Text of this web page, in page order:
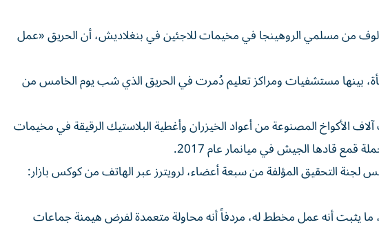
من مسلمي الروهينجا في مخيمات للاجئين في بنغلاديش، أن الحريق «عمل
إن نحو 2800 مأوى وأكثر من 90 منشأة، بينها مستشفيات ومراكز تعليم دُمرت في الحريق الذي شب يوم الخامس من
الأكواخ المصنوعة من أعواد الخيزران وأغطية البلاستيك الرقيقة في مخيمات
قادها الجيش في ميانمار عام 2017.
لجنة التحقيق المؤلفة من سبعة أعضاء، لرويترز عبر الهاتف من كوكس بازار:
أنه عمل مخطط له، مردفاً أنه محاولة متعمدة لفرض هيمنة جماعات